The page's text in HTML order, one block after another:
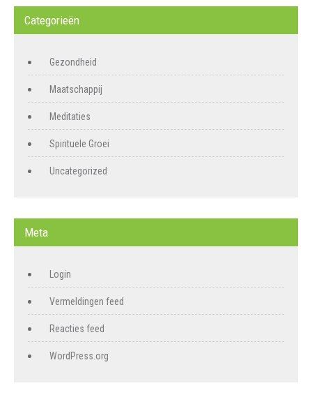
Categorieën
Gezondheid
Maatschappij
Meditaties
Spirituele Groei
Uncategorized
Meta
Login
Vermeldingen feed
Reacties feed
WordPress.org